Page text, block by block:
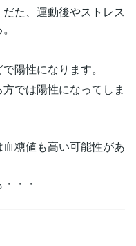
た、運動後やストレス
陽性になります。
では陽性になってしま
糖値も高い可能性があ
・・